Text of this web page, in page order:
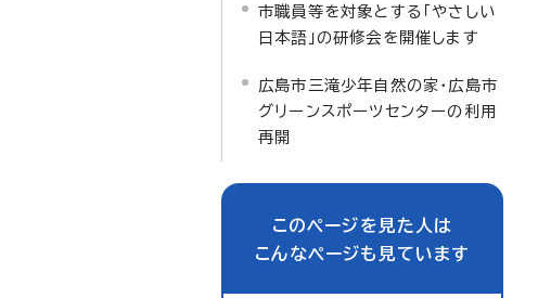
市職員等を対象とする「やさしい
日本語」の研修会を開催します
広島市三滝少年自然の家・広島市
グリーンスポーツセンターの利用
再開
このページを見た人は
こんなページも見ています